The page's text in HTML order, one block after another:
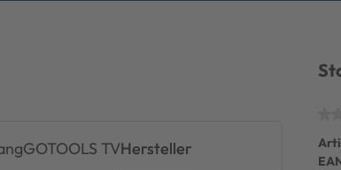
GOTOOLS TVHersteller